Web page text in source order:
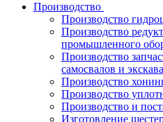
Производство
Производство
Производство
промышленного
Производство
самосвалов и
Производство
Производство
Производство и
Изготовление